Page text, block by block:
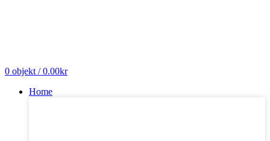
0 objekt / 0.00kr
Home